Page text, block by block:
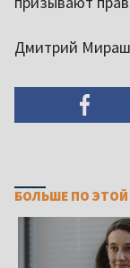
Дмитрий
БОЛЬШЕ ПО ЭТОЙ